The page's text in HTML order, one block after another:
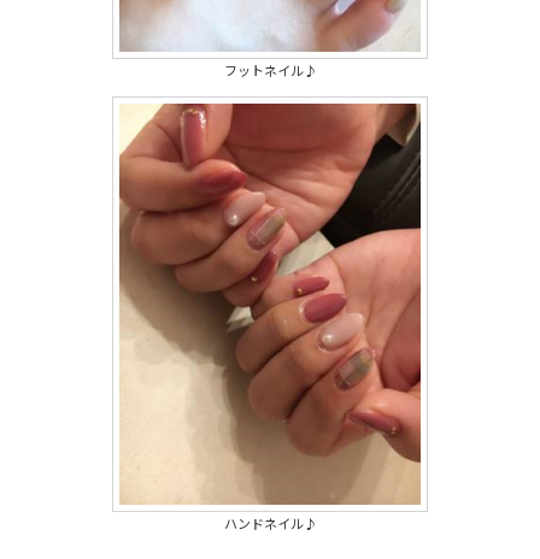
フットネイル♪
ハンドネイル♪